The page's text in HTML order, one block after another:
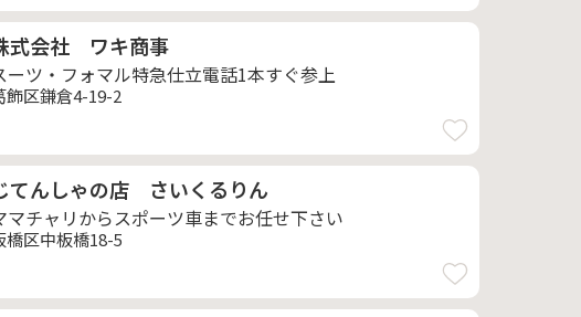
式会社 ワキ商事
ーツ・フォマル特急仕立電話1本すぐ参上
飾区鎌倉4-19-2
てんしゃの店 さいくるりん
マチャリからスポーツ車までお任せ下さい
橋区中板橋18-5